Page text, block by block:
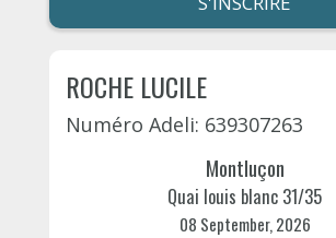
ROCHE LUCILE
Numéro Adeli: 639307263
Montluçon
Quai louis blanc 31/35
08 September, 2026